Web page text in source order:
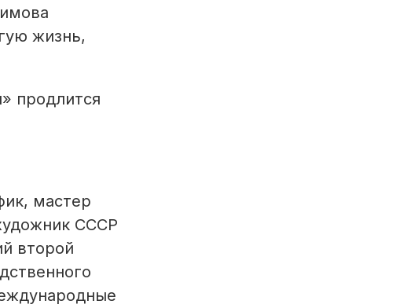
жизнь,
продлится
мастер
СССР
второй